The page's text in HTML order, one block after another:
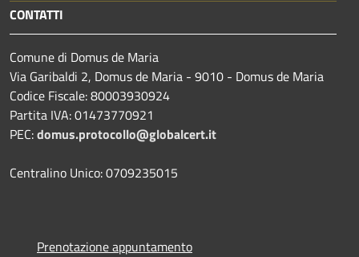
CONTATTI
Comune di Domus de Maria
Via Garibaldi 2, Domus de Maria - 9010 - Domus de Maria
Codice Fiscale: 80003930924
Partita IVA: 01473770921
PEC:domus.protocollo@globalcert.it
Centralino Unico: 0709235015
Prenotazione appuntamento